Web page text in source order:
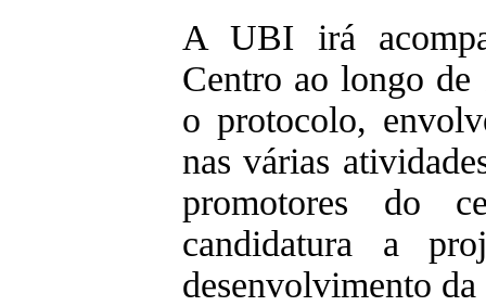
A UBI irá
Centro ao longo de
o protocolo,
nas várias
promotores do
candidatura a
desenvolvimento da